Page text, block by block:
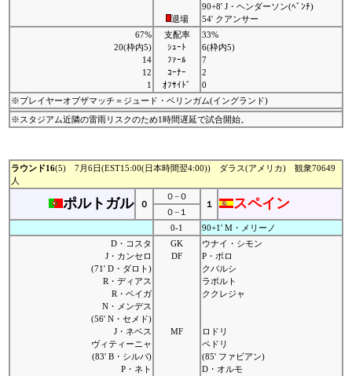
退場
90+8' J・ヘンダーソン(ﾍﾞﾝﾁ)
54' クアンサー
67%
20(枠内5)
14
12
1
支配率
ｼｭｰﾄ
ﾌｧｰﾙ
ｺｰﾅｰ
ｵﾌｻｲﾄﾞ
33%
6(枠内5)
7
2
0
※プレイヤーオブザマッチ＝ジュード・ベリンガム(イングランド)
※スタジアム近隣の雷雨リスクのため1時間遅延で試合開始。
ラウンド16(5) 7月6日(EST15:00(日本時間翌4:00)) ダラス(アメリカ) 観衆70649
人
ポルトガル ０
０−０
１
スペイン
０−１
0-1
90+1' M・メリーノ
D・コスタ
J・カンセロ
(71' D・ダロト)
R・ディアス
R・ベイガ
N・メンデス
(56' N・セメド)
J・ネベス
ヴィティーニャ
(83' B・シルバ)
P・ネト
GK
DF
MF
ウナイ・シモン
P・ポロ
クバルシ
ラポルト
ククレジャ
ロドリ
ペドリ
(85' ファビアン)
D・オルモ